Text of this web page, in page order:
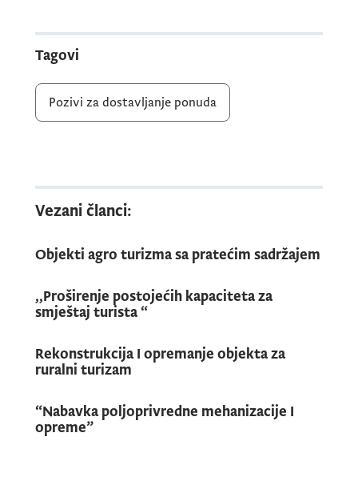
Tagovi
Pozivi za dostavljanje ponuda
Vezani članci:
Objekti agro turizma sa pratećim sadržajem
,,Proširenje postojećih kapaciteta za
smještaj turista “
Rekonstrukcija I opremanje objekta za
ruralni turizam
“Nabavka poljoprivredne mehanizacije I
opreme”